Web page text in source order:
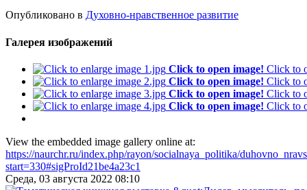
Опубликовано в Духовно-нравственное развитие
Галерея изображений
Click to open image! Click to
Click to open image! Click to
Click to open image! Click to
Click to open image! Click to
View the embedded image gallery online at:
https://naurchr.ru/index.php/rayon/socialnaya_politika/
start=330#sigProId21be4a23c1
Среда, 03 августа 2022 08:10